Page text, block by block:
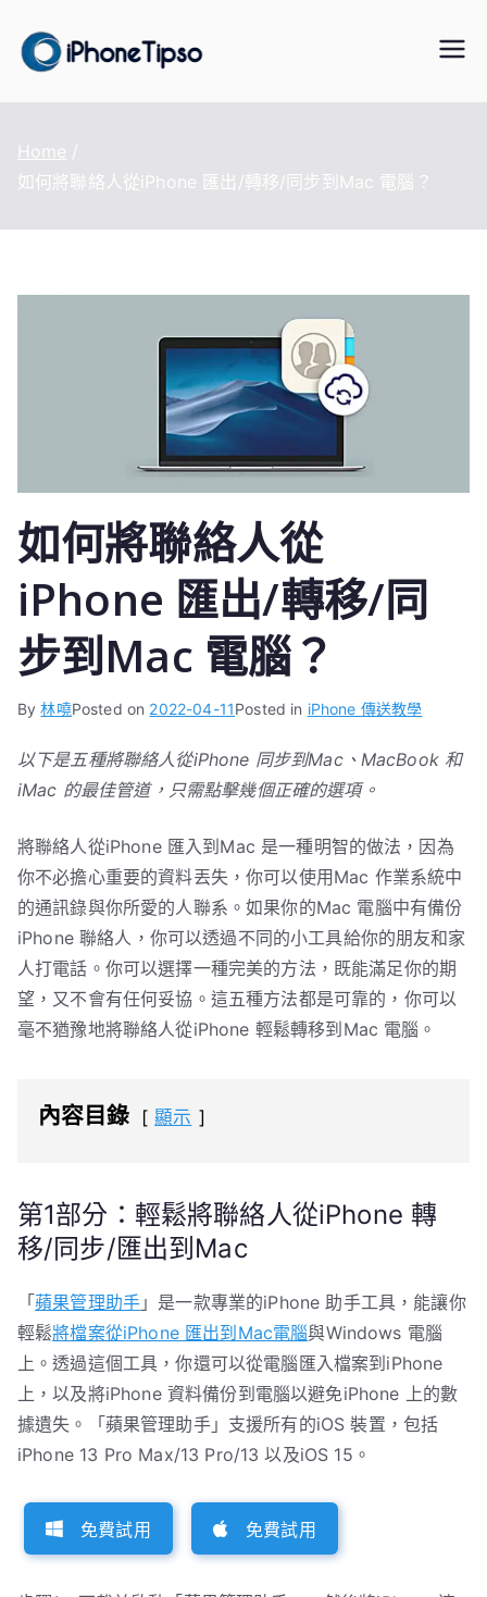
content
Home
如何將聯絡人從iPhone 匯出/轉移/同步到Mac 電腦？
如何將聯絡人從
iPhone 匯出/轉移/同
步到Mac 電腦？
By林嘵Posted on 2022-04-11Posted in iPhone 傳送教學
以下是五種將聯絡人從iPhone 同步到Mac、MacBook 和
iMac 的最佳管道，只需點擊幾個正確的選項。
將聯絡人從iPhone 匯入到Mac 是一種明智的做法，因為
你不必擔心重要的資料丟失，你可以使用Mac 作業系統中
的通訊錄與你所愛的人聯系。如果你的Mac 電腦中有備份
iPhone 聯絡人，你可以透過不同的小工具給你的朋友和家
人打電話。你可以選擇一種完美的方法，既能滿足你的期
望，又不會有任何妥協。這五種方法都是可靠的，你可以
毫不猶豫地將聯絡人從iPhone 輕鬆轉移到Mac 電腦。
內容目錄 顯示
第1部分：輕鬆將聯絡人從iPhone 轉
移/同步/匯出到Mac
「蘋果管理助手 」是一款專業的iPhone 助手工具，能讓你
輕鬆將檔案從iPhone 匯出到Mac電腦與Windows 電腦
上。透過這個工具，你還可以從電腦匯入檔案到iPhone
上，以及將iPhone 資料備份到電腦以避免iPhone 上的數
據遺失。「蘋果管理助手」支援所有的iOS 裝置，包括
iPhone 13 Pro Max/13 Pro/13 以及iOS 15。
免費試用 免費試用